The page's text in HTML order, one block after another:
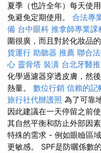
夏季（也許全年）每天使
免避免定期使用。 合法專
備 台中眼科 推拿師專業課
圍很廣，而且對於化妝品
貨運行 助聽器 推薦 聯合
心 靈骨塔 裝潢 台北牙醫
化學過濾器穿透皮膚，然
熱量。 數位行銷 信賴的記
旅行社代辦護照 為了可靠
因此建議在一天停留之前
其自然平衡和防止外部因
特殊的需求 - 例如眼瞼區
更敏感。 SPF是防曬係數